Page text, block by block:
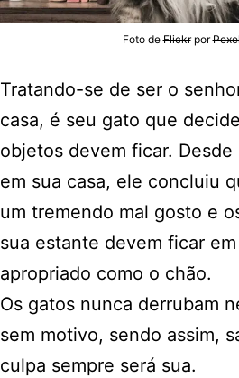
Foto deFlickrpor
Tratando-se de ser o
casa, é seu gato que
objetos devem ficar. Desde
em sua casa, ele concluiu
um tremendo mal gosto e
sua estante devem ficar
apropriado como o chão.
Os gatos nunca derrubam
sem motivo, sendo assim,
culpa sempre será sua.